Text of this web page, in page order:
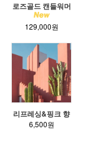
로즈골드 캔들워머
129,000원
리프레싱&핑크 향
6,500원